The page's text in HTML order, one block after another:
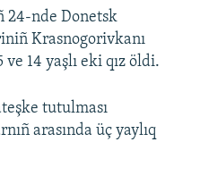
nde Donetsk
Krasnogorivkanı
14 yaşlı eki qız öldi.
tutulması
arasında üç yaylıq